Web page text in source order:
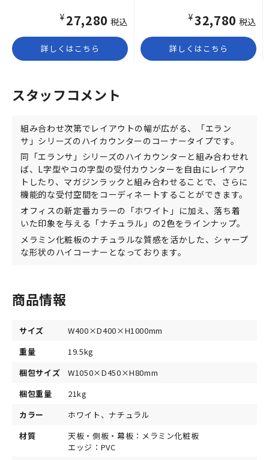
¥27,280 税込
詳しくはこちら
¥32,780 税込
詳しくはこちら
スタッフコメント
組み合わせ次第でレイアウトの幅が広がる、「エラン
サ」シリーズのハイカウンターのコーナータイプです。
同「エランサ」シリーズのハイカウンターと組み合わせれ
ば、L字型やコの字型の受付カウンターを自由にレイアウ
トしたり、マガジンラックと組み合わせることで、さらに
機能的な受付空間をコーディネートすることができます。
オフィスの新定番カラーの「ホワイト」に加え、落ち着
いた印象を与える「ナチュラル」の2色をラインナップ。
メラミン化粧板のナチュラルな質感を活かした、シャープ
な形状のハイコーナーとなっております。
商品情報
サイズ
W400×D400×H1000mm
重量
19.5kg
梱包サイズ
W1050×D450×H80mm
梱包重量
21kg
カラー
ホワイト、ナチュラル
材質
天板・側板・幕板：メラミン化粧板
エッジ：PVC